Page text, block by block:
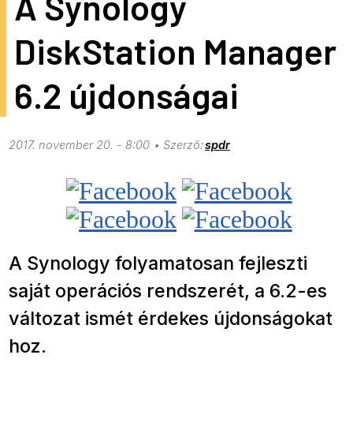
DiskStation Manager
6.2 újdonságai
2017. november 20. - 8:00 spdr
A Synology folyamatosan fejleszti
saját operációs rendszerét, a 6.2-es
változat ismét érdekes újdonságokat
hoz.